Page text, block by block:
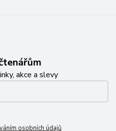
akce a slevy
osobních údajů